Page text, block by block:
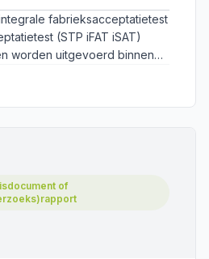
fabrieksacceptatietest
(STP iFAT iSAT)
worden uitgevoerd binnen
project Tunnelveiligheid
of